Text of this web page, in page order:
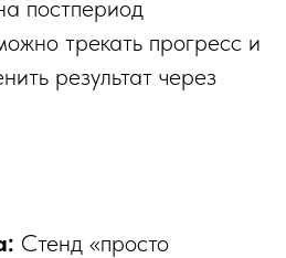
постпериод
трекать прогресс и
результат через
Стенд «просто